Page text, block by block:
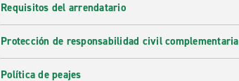
Requisitos del arrendatario
Protección de responsabilidad civil complementaria
Política de peajes